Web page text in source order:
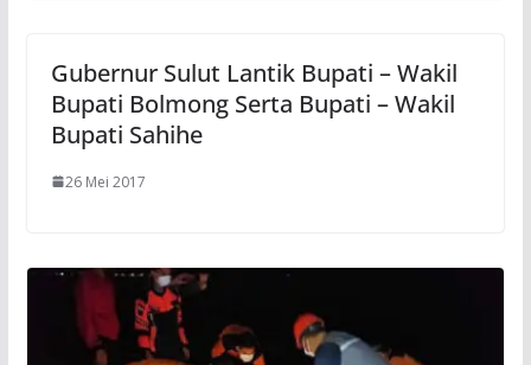
Gubernur Sulut Lantik Bupati – Wakil
Bupati Bolmong Serta Bupati – Wakil
Bupati Sahihe
26 Mei 2017